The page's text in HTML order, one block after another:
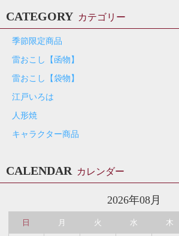
CATEGORY カテゴリー
季節限定商品
雷おこし【函物】
雷おこし【袋物】
江戸いろは
人形焼
キャラクター商品
CALENDAR カレンダー
2026年08月
日 月 火 水 木